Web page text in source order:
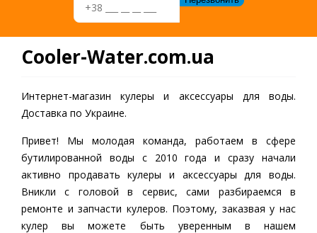
Cooler-Water.com.ua
Интернет-магазин кулеры и аксессуары для воды.
Доставка по Украине.
Привет! Мы молодая команда, работаем в сфере
бутилированной воды c 2010 года и сразу начали
активно продавать кулеры и аксессуары для воды.
Вникли с головой в сервис, сами разбираемся в
ремонте и запчасти кулеров. Поэтому, заказвая у нас
кулер вы можете быть уверенным в нашем